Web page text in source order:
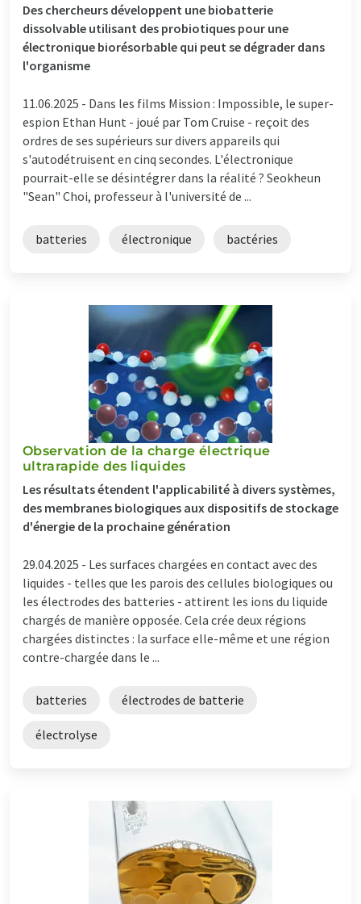
Des chercheurs développent une biobatterie
dissolvable utilisant des probiotiques pour une
électronique biorésorbable qui peut se dégrader dans
l'organisme
11.06.2025 - Dans les films Mission : Impossible, le super-
espion Ethan Hunt - joué par Tom Cruise - reçoit des
ordres de ses supérieurs sur divers appareils qui
s'autodétruisent en cinq secondes. L'électronique
pourrait-elle se désintégrer dans la réalité ? Seokheun
"Sean" Choi, professeur à l'université de ...
batteries électronique bactéries
Observation de la charge électrique
ultrarapide des liquides
Les résultats étendent l'applicabilité à divers systèmes,
des membranes biologiques aux dispositifs de stockage
d'énergie de la prochaine génération
29.04.2025 - Les surfaces chargées en contact avec des
liquides - telles que les parois des cellules biologiques ou
les électrodes des batteries - attirent les ions du liquide
chargés de manière opposée. Cela crée deux régions
chargées distinctes : la surface elle-même et une région
contre-chargée dans le ...
batteries électrodes de batterie
électrolyse